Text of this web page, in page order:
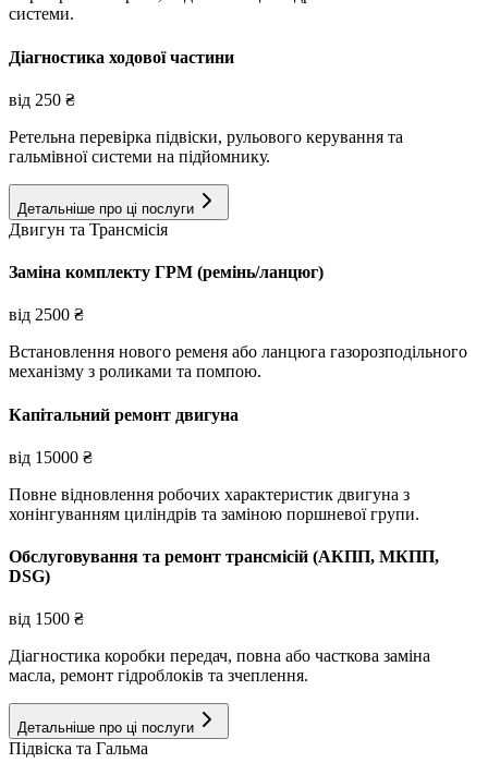
системи.
Діагностика ходової частини
від 250 ₴
Ретельна перевірка підвіски, рульового керування та
гальмівної системи на підйомнику.
Детальніше про ці послуги
Двигун та Трансмісія
Заміна комплекту ГРМ (ремінь/ланцюг)
від 2500 ₴
Встановлення нового ременя або ланцюга газорозподільного
механізму з роликами та помпою.
Капітальний ремонт двигуна
від 15000 ₴
Повне відновлення робочих характеристик двигуна з
хонінгуванням циліндрів та заміною поршневої групи.
Обслуговування та ремонт трансмісій (АКПП, МКПП,
DSG)
від 1500 ₴
Діагностика коробки передач, повна або часткова заміна
масла, ремонт гідроблоків та зчеплення.
Детальніше про ці послуги
Підвіска та Гальма